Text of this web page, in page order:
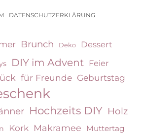
DATENSCHUTZERKLÄRUNG
Brunch Deko Dessert
DIY im Advent Feier
für Freunde Geburtstag
Hochzeits DIY Holz
Kork Makramee Muttertag